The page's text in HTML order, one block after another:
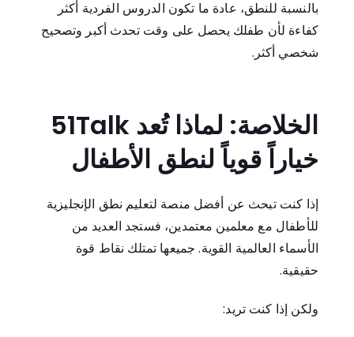
بالنسبة للنطق، عادة ما تكون الدروس الفردية أكثر
كفاءة لأن طفلك يحصل على وقت تحدث أكبر وتصحيح
شخصي أكثر.
الخلاصة: لماذا تُعد 51Talk
خياراً قوياً لنطق الأطفال
إذا كنت تبحث عن أفضل منصة لتعليم نطق الإنجليزية
للأطفال مع معلمين معتمدين، فستجد العديد من
الأسماء العالمية القوية. جميعها تمتلك نقاط قوة
حقيقية.
ولكن إذا كنت تريد: